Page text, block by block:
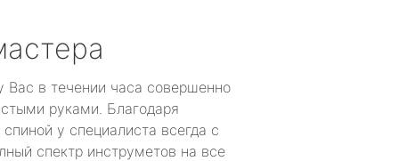
Вас в течении часа совершенно
руками. Благодаря
у специалиста всегда с
спектр инструметов на все